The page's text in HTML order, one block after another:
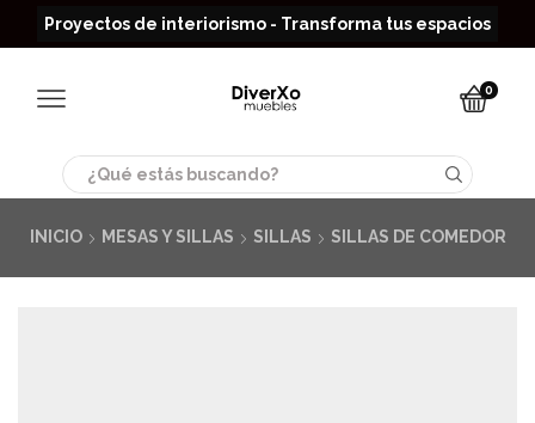
Proyectos de interiorismo - Transforma tus espacios
0
Search
INICIO
MESAS Y SILLAS SILLAS SILLAS DE COMEDOR